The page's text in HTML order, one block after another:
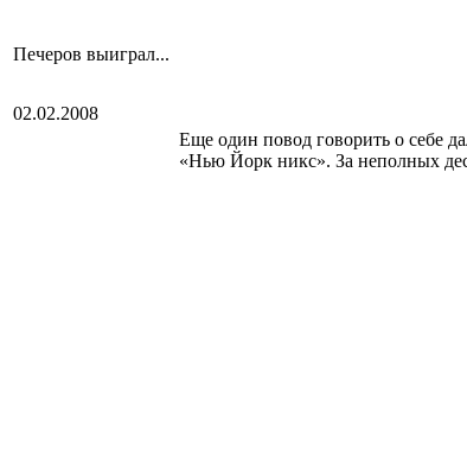
Печеров выиграл...
02.02.2008
Еще один повод говорить о себе
«Нью Йорк никс». За неполных